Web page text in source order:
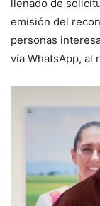
llenado de
emisión del
personas
vía WhatsApp, al